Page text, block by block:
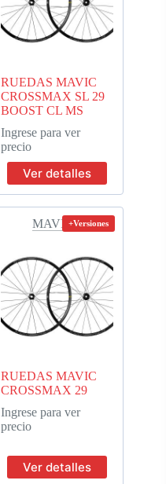
RUEDAS MAVIC
CROSSMAX SL 29
BOOST CL MS
Ingrese para ver
precio
Ver detalles
MAVIC+Versiones
RUEDAS MAVIC
CROSSMAX 29
Ingrese para ver
precio
Ver detalles